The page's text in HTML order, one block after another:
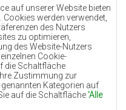
auf unserer Website bieten
werden verwendet,
des Nutzers
zu optimieren,
des Website-Nutzers
Cookie-
die Schaltfläche
Zustimmung zur
Kategorien auf
auf die Schaltfläche 'Alle